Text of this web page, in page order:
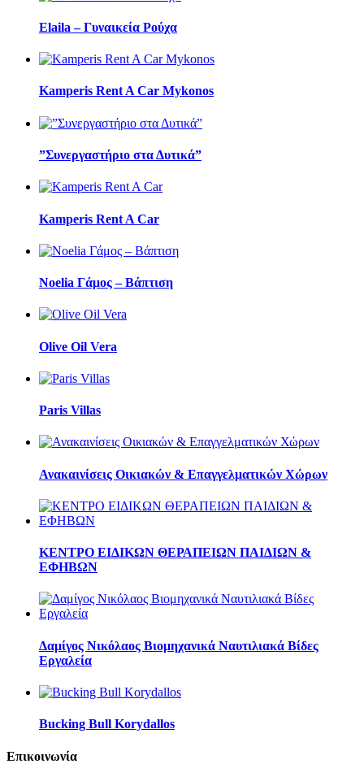
Elaila – Γυναικεία Ρούχα
Kamperis Rent A Car Mykonos
”Συνεργαστήριο στα Δυτικά”
Kamperis Rent A Car
Noelia Γάμος – Βάπτιση
Olive Oil Vera
Paris Villas
Ανακαινίσεις Οικιακών & Επαγγελματικών Χώρων
ΚΕΝΤΡΟ ΕΙΔΙΚΩΝ ΘΕΡΑΠΕΙΩΝ ΠΑΙΔΙΩΝ &
ΕΦΗΒΩΝ
Δαμίγος Νικόλαος Βιομηχανικά Ναυτιλιακά Βίδες
Εργαλεία
Bucking Bull Korydallos
Επικοινωνία